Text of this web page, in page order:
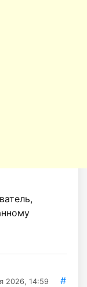
2026, 14:59
#